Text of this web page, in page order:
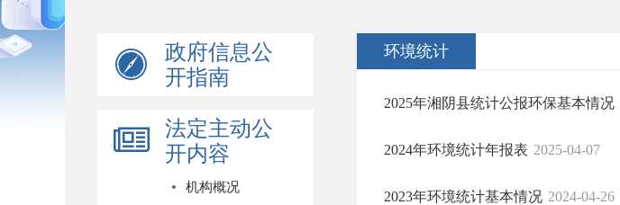
政府信息公
开指南
法定主动公
开内容
机构概况
环境统计
2025年湘阴县统计公报环保基本情况
2024年环境统计年报表 2025-04-07
2023年环境统计基本情况 2024-04-26